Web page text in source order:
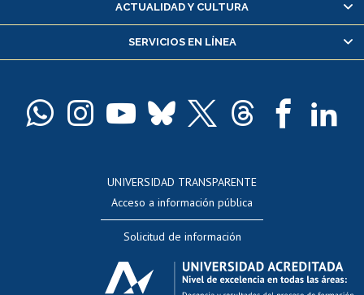
Servicio médico y dental
Pago de arancel y crédito alumnos
Docentes
Evaluación docente
Calificación académica
Postulación al AUCAI
ACTUALIDAD Y CULTURA
SERVICIOS EN LÍNEA
UNIVERSIDAD TRANSPARENTE
Acceso a información pública
Solicitud de información